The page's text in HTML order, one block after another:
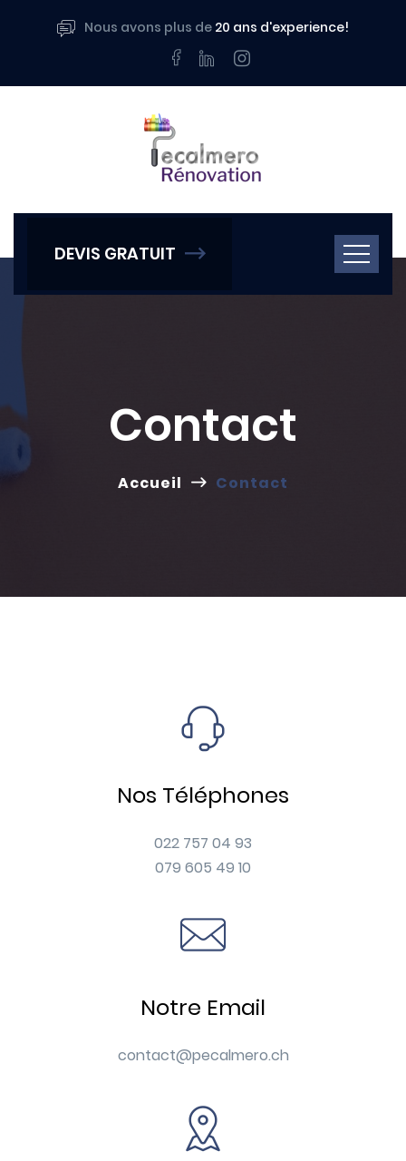
Nous avons plus de 20 ans d'experience!
Facebook
LinkedIn
DEVIS GRATUIT
Contact
Accueil Contact
Nos Téléphones
022 757 04 93
079 605 49 10
Notre Email
contact@pecalmero.ch